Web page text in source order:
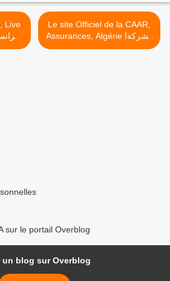
Le site Officiel de la CAAR,
Assurances, Algérie الشركةا
الجزائرية للتأمين و إعادة
sur le portail Overblog
un blog sur Overblog